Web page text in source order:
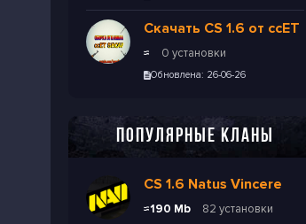
Скачать CS 1.6 от ccET
≈ 0 установки
Обновлена: 26-06-26
ПОПУЛЯРНЫЕ КЛАНЫ
СS 1.6 Natus Vincere
≈190 Mb 82 установки